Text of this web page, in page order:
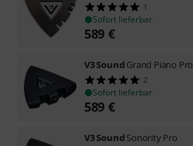
1
Sofort lieferbar
589 €
V3 Sound Grand Piano Pro
2
Sofort lieferbar
589 €
V3 Sound Sonority Pro